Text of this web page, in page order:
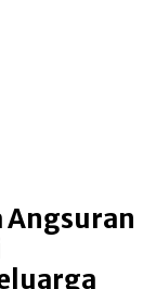
Angsuran